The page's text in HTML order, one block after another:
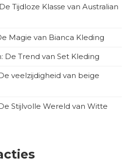
Tijdloze Klasse van Australian
Magie van Bianca Kleding
De Trend van Set Kleding
veelzijdigheid van beige
Stijlvolle Wereld van Witte